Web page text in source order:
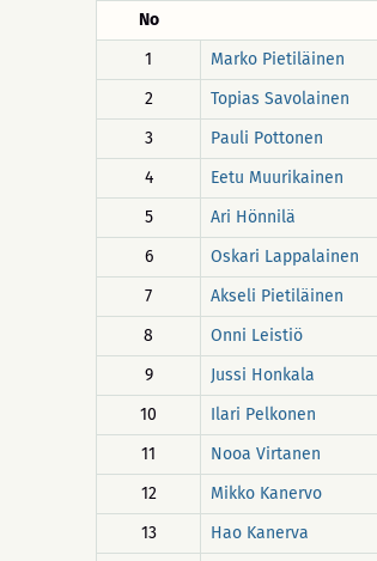
No
1
Marko Pietiläinen
2
Topias Savolainen
3
Pauli Pottonen
4
Eetu Muurikainen
5
Ari Hönnilä
6
Oskari Lappalainen
7
Akseli Pietiläinen
8
Onni Leistiö
9
Jussi Honkala
10
Ilari Pelkonen
11
Nooa Virtanen
12
Mikko Kanervo
13
Hao Kanerva